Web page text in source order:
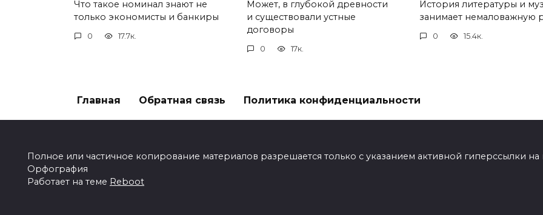
Что такое номинал знают не
только экономисты и банкиры
0 17.7к.
Может, в глубокой древности
и существовали устные
договоры
0 17к.
История литературы и
занимает немаловажную
0 15.4к.
Главная Обратная связь Политика конфиденциальности
Полное или частичное копирование материалов разрешается только с указанием активной гиперссылки
Орфография
Работает на теме Reboot